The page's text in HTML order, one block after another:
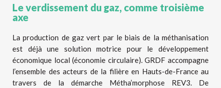
Le verdissement du gaz, comme troisième
axe
La production de gaz vert par le biais de la méthanisation
est déjà une solution motrice pour le développement
économique local (économie circulaire). GRDF accompagne
l’ensemble des acteurs de la filière en Hauts-de-France au
travers de la démarche Métha’morphose REV3. De